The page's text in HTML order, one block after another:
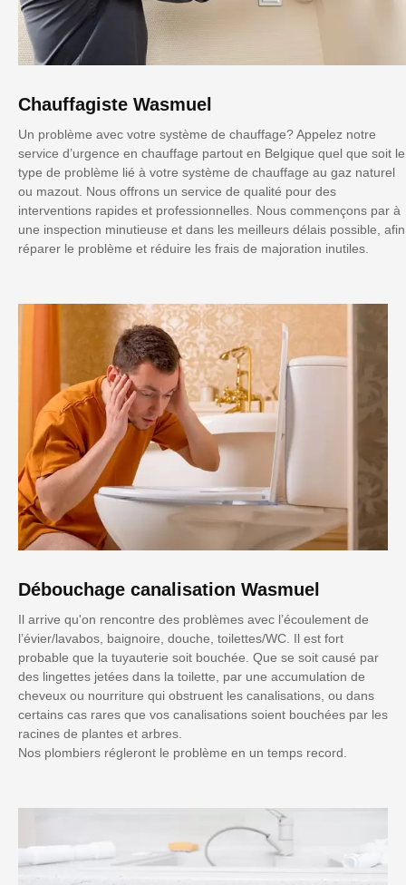
Chauffagiste Wasmuel
Un problème avec votre système de chauffage? Appelez notre
service d’urgence en chauffage partout en Belgique quel que soit le
type de problème lié à votre système de chauffage au gaz naturel
ou mazout. Nous offrons un service de qualité pour des
interventions rapides et professionnelles. Nous commençons par à
une inspection minutieuse et dans les meilleurs délais possible, afin
réparer le problème et réduire les frais de majoration inutiles.
Débouchage canalisation Wasmuel
Il arrive qu'on rencontre des problèmes avec l’écoulement de
l’évier/lavabos, baignoire, douche, toilettes/WC. Il est fort
probable que la tuyauterie soit bouchée. Que se soit causé par
des lingettes jetées dans la toilette, par une accumulation de
cheveux ou nourriture qui obstruent les canalisations, ou dans
certains cas rares que vos canalisations soient bouchées par les
racines de plantes et arbres.
Nos plombiers régleront le problème en un temps record.